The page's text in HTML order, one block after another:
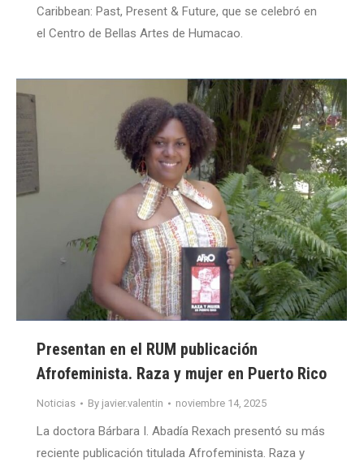
Caribbean: Past, Present & Future, que se celebró en
el Centro de Bellas Artes de Humacao.
Presentan en el RUM publicación
Afrofeminista. Raza y mujer en Puerto Rico
Noticias By javier.valentin noviembre 14, 2025
La doctora Bárbara I. Abadía Rexach presentó su más
reciente publicación titulada Afrofeminista. Raza y